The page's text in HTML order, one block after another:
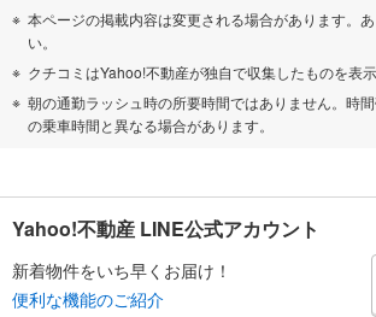
本ページの掲載内容は変更される場合があります。
い。
クチコミはYahoo!不動産が独自で収集したものを表示
朝の通勤ラッシュ時の所要時間ではありません。時
の乗車時間と異なる場合があります。
Yahoo!不動産 LINE公式アカウント
新着物件をいち早くお届け！
便利な機能のご紹介